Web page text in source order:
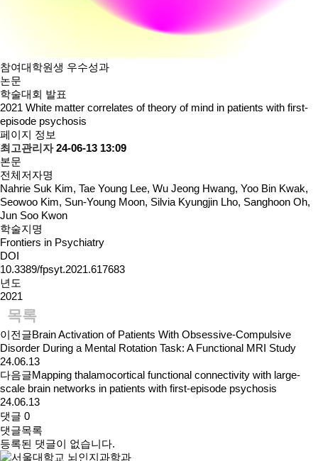
참여대학원생 우수성과
논문
학술대회 발표
2021 White matter correlates of theory of mind in patients with first-
episode psychosis
페이지 정보
최고관리자 24-06-13 13:09
본문
전체저자명
Nahrie Suk Kim, Tae Young Lee, Wu Jeong Hwang, Yoo Bin Kwak,
Seowoo Kim, Sun-Young Moon, Silvia Kyungjin Lho, Sanghoon Oh,
Jun Soo Kwon
학술지명
Frontiers in Psychiatry
DOI
10.3389/fpsyt.2021.617683
년도
2021
목록
이전글Brain Activation of Patients With Obsessive-Compulsive
Disorder During a Mental Rotation Task: A Functional MRI Study
24.06.13
다음글Mapping thalamocortical functional connectivity with large-
scale brain networks in patients with first-episode psychosis
24.06.13
댓글 0
댓글목록
등록된 댓글이 없습니다.